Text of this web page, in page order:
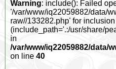
Warning: include(): Failed
'/var/www/iq22059882/data/
raw//133282.php' for inclusion
(include_path='.:/usr/share/
in
/var/www/iq22059882/data/
on line 40